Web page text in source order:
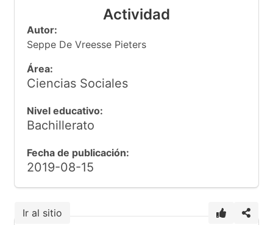
Actividad
Autor:
Seppe De Vreesse Pieters
Área:
Ciencias Sociales
Nivel educativo:
Bachillerato
Fecha de publicación:
2019-08-15
Ir al sitio